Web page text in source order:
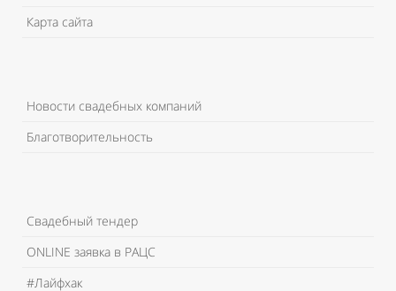
Карта сайта
Новости свадебных компаний
Благотворительность
Свадебный тендер
ONLINE заявка в РАЦС
#Лайфхак